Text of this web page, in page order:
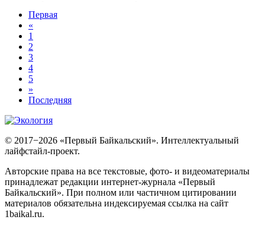
Первая
«
1
2
3
4
5
»
Последняя
© 2017−2026 «Первый Байкальский». Интеллектуальный
лайфстайл-проект.
Авторские права на все текстовые, фото- и видеоматериалы
принадлежат редакции интернет-журнала «Первый
Байкальский». При полном или частичном цитировании
материалов обязательна индексируемая ссылка на сайт
1baikal.ru.